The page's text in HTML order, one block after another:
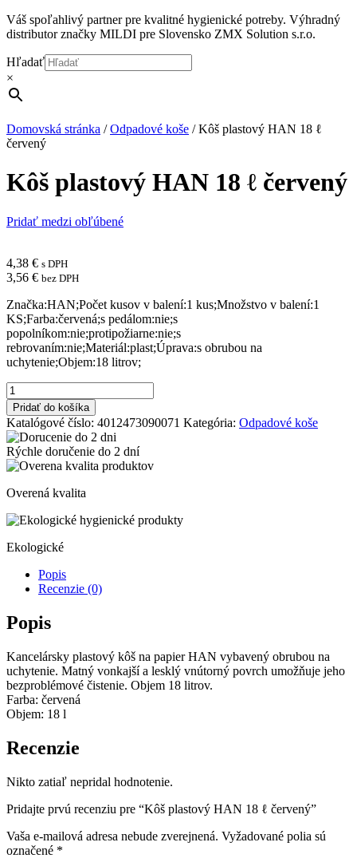
Váš spoľahlivý partner pre kvalitné hygienické potreby. Výhradný
distributor značky MILDI pre Slovensko ZMX Solution s.r.o.
Hľadať
×
Domovská stránka /Odpadové koše /Kôš plastový HAN 18 ℓ
červený
Kôš plastový HAN 18 ℓ červený
Pridať medzi obľúbené
4,38 € s DPH
3,56 € bez DPH
Značka:HAN;Počet kusov v balení:1 kus;Množstvo v balení:1
KS;Farba:červená;s pedálom:nie;s
popolníkom:nie;protipožiarne:nie;s
rebrovaním:nie;Materiál:plast;Úprava:s obrubou na
uchytenie;Objem:18 litrov;
množstvo
Kôš
plastový
HAN
18
ℓ
červený
Pridať do košíka
Katalógové číslo: 4012473090071 Kategória: Odpadové koše
Rýchle doručenie do 2 dní
Overená kvalita
Ekologické
Popis
Recenzie (0)
Popis
Kancelársky plastový kôš na papier HAN vybavený obrubou na
uchytenie. Matný vonkajší a lesklý vnútorný povrch umožňuje jeho
bezproblémové čistenie. Objem 18 litrov.
Farba: červená
Objem: 18 l
Recenzie
Nikto zatiaľ nepridal hodnotenie.
Pridajte prvú recenziu pre “Kôš plastový HAN 18 ℓ červený”
Vaša e-mailová adresa nebude zverejnená. Vyžadované polia sú
označené *